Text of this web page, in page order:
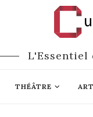
L'Essentiel
THÉÂTRE